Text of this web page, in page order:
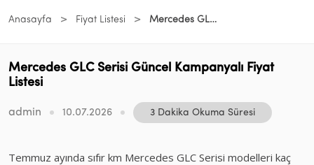
Anasayfa > Fiyat Listesi > Mercedes GLC Serisi Güncel Kampanyalı Fiyat Listesi
Mercedes GLC Serisi Güncel Kampanyalı Fiyat
Listesi
admin 10.07.2026 3 Dakika Okuma Süresi
Temmuz ayında sıfır km Mercedes GLC Serisi modelleri kaç